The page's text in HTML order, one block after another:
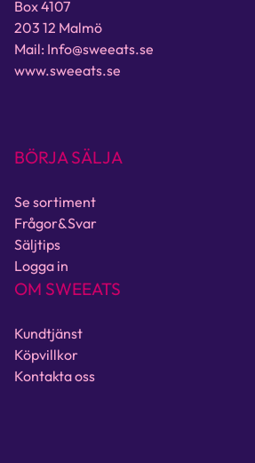
Box 4107
203 12 Malmö
Mail: Info@sweeats.se
www.sweeats.se
BÖRJA SÄLJA
Se sortiment
Frågor&Svar
Säljtips
Logga in
OM SWEEATS
Kundtjänst
Köpvillkor
Kontakta oss